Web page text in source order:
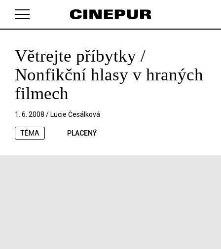
V košíku zatím nemáte žádné položky.
Větrejte příbytky /
Nonfikční hlasy v hraných
filmech
1. 6. 2008 / Lucie Česálková
TÉMA PLACENÝ